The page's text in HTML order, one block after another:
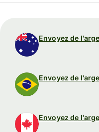
Envoyez de
Envoyez de
Envoyez de